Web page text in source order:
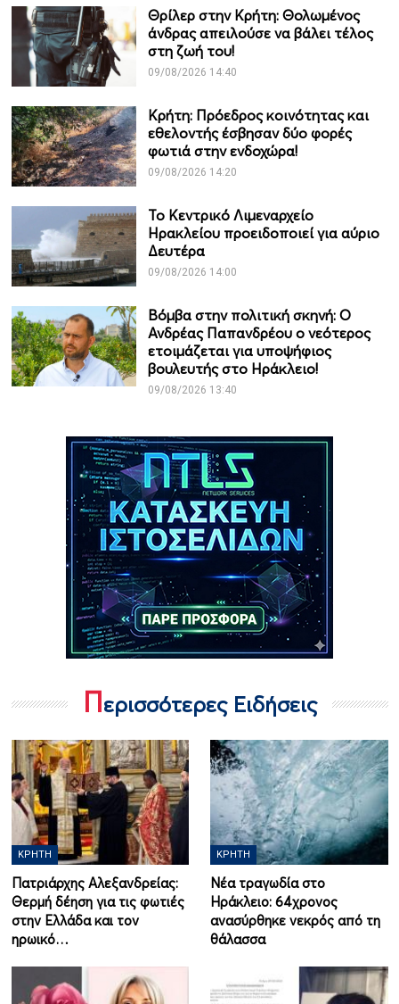
Θρίλερ στην Κρήτη: Θολωμένος
άνδρας απειλούσε να βάλει τέλος
στη ζωή του!
09/08/2026 14:40
Κρήτη: Πρόεδρος κοινότητας και
εθελοντής έσβησαν δύο φορές
φωτιά στην ενδοχώρα!
09/08/2026 14:20
Το Κεντρικό Λιμεναρχείο
Ηρακλείου προειδοποιεί για αύριο
Δευτέρα
09/08/2026 14:00
Βόμβα στην πολιτική σκηνή: Ο
Ανδρέας Παπανδρέου ο νεότερος
ετοιμάζεται για υποψήφιος
βουλευτής στο Ηράκλειο!
09/08/2026 13:40
Περισσότερες Ειδήσεις
ΚΡΉΤΗ
Πατριάρχης Αλεξανδρείας:
Θερμή δέηση για τις φωτιές
στην Ελλάδα και τον
ηρωικό…
ΚΡΉΤΗ
Νέα τραγωδία στο
Ηράκλειο: 64χρονος
ανασύρθηκε νεκρός από τη
θάλασσα